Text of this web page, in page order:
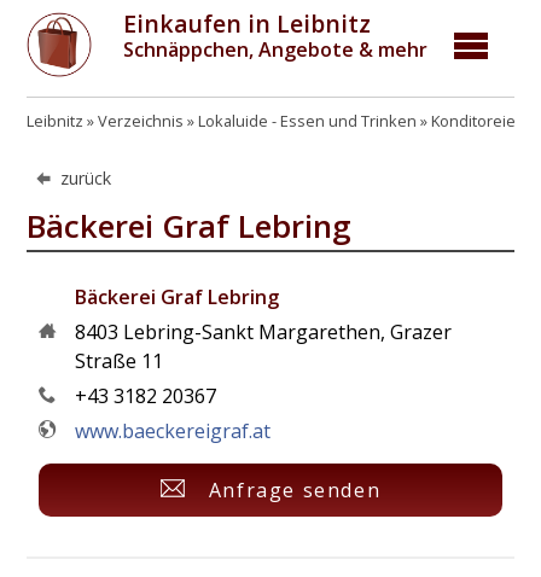
Einkaufen in Leibnitz
Schnäppchen, Angebote & mehr
Leibnitz Verzeichnis Lokaluide - Essen und Trinken Konditoreien
zurück
Bäckerei Graf Lebring
Bäckerei Graf Lebring
8403 Lebring-Sankt Margarethen,Grazer
Straße 11
+43 3182 20367
www.baeckereigraf.at
Anfrage senden